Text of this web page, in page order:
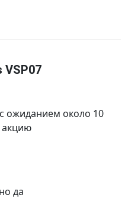
ожиданием около 10
акцию
да